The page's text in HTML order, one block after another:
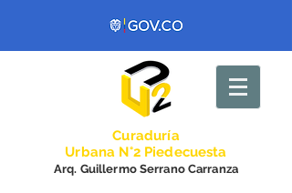
Curaduría
Urbana N°2 Piedecuesta
Arq. Guillermo Serrano Carranza